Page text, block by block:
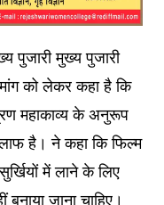
पुजारी मुख्य पुजारी
को लेकर कहा है कि
महाकाव्य के अनुरूप
है। ने कहा कि फिल्म
में लाने के लिए
जाना चाहिए।